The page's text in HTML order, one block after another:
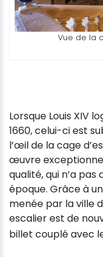
Vue de la
Lorsque Louis XIV
1660, celui-ci est
l’œil de la cage
œuvre
qualité, qui n’a
époque. Grâce à
menée par la ville
escalier est de
billet couplé avec